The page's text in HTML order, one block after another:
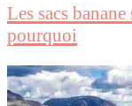
Les sacs
pourquoi